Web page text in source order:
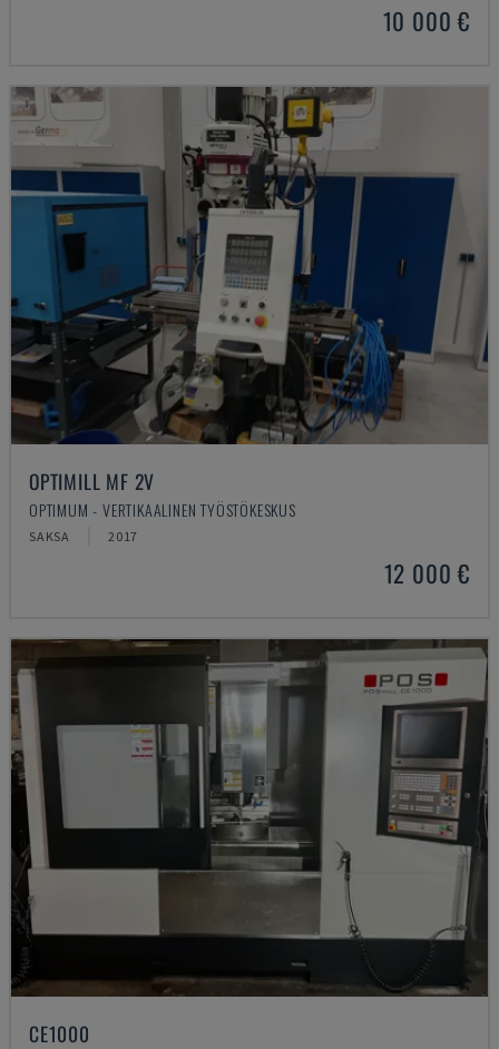
10 000 €
OPTIMILL MF 2V
OPTIMUM - VERTIKAALINEN TYÖSTÖKESKUS
SAKSA 2017
12 000 €
CE1000